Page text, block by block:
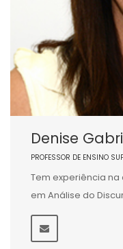
Denise
PROFESSOR DE ENSINO
Tem experiência
em Análise do